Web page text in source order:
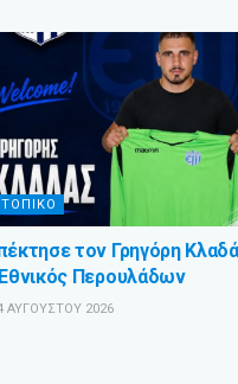
ΤΟΠΙΚΟ
τον Γρηγόρη Κλαδά
Περουλάδων
ΑΥΓΟΎΣΤΟΥ 2026